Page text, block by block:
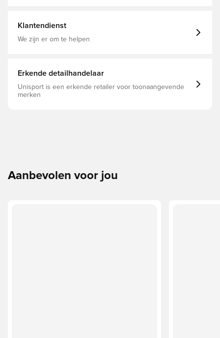
Klantendienst
We zijn er om te helpen
Erkende detailhandelaar
Unisport is een erkende retailer voor toonaangevende
merken
Aanbevolen voor jou